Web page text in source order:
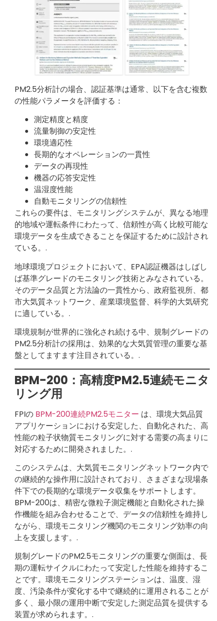
PM2.5分析計の場合、認証基準は通常、以下を含む複数
の性能パラメータを評価する：
測定精度と精度
流量制御の安定性
環境適応性
長期的なオペレーションの一貫性
データの再現性
機器の応答安定性
温湿度性能
自動モニタリングの信頼性
これらの要件は、モニタリングシステムが、異なる地理
的地域や運転条件にわたって、信頼性が高く比較可能な
環境データを生成できることを保証するために設計され
ている。.
地球環境プロジェクトにおいて、EPA認証機器はしばし
ば基準グレードのモニタリング技術とみなされている。
そのデータ品質と方法論の一貫性から、政府監視所、都
市大気質ネットワーク、産業環境監督、科学的大気研究
に適している。.
環境規制が世界的に強化され続ける中、規制グレードの
PM2.5分析計の採用は、効果的な大気質管理の重要な基
盤としてますます注目されている。.
BPM-200：高精度PM2.5連続モニタ
リング用
FPIの BPM-200連続PM2.5モニター は、環境大気品質
アプリケーションにおける安定した、自動化された、高
性能の粒子状物質モニタリングに対する需要の高まりに
対応するために開発されました。.
このシステムは、大気質モニタリングネットワーク内で
の継続的な操作用に設計されており、さまざまな現場条
件下での長期的な環境データ収集をサポートします。
BPM-200は、精密な微粒子測定機能と自動化された操
作機能を組み合わせることで、データの信頼性を維持し
ながら、環境モニタリング機関のモニタリング効率の向
上を支援します。.
規制グレードのPM2.5モニタリングの重要な側面は、長
期の運転サイクルにわたって安定した性能を維持するこ
とです。環境モニタリングステーションは、温度、湿
度、汚染条件が変化する中で継続的に運用されることが
多く、最小限の運用中断で安定した測定品質を提供する
装置が求められます。.